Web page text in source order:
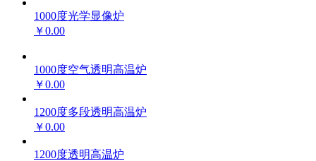
1000度光学显像炉
￥0.00
1000度空气透明高温炉
￥0.00
1200度多段透明高温炉
￥0.00
1200度透明高温炉